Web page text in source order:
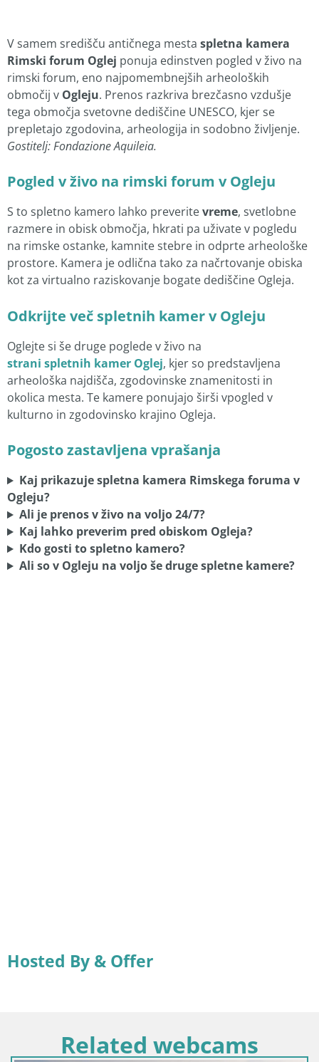
V samem središču antičnega mesta spletna kamera
Rimski forum Oglej ponuja edinstven pogled v živo na
rimski forum, eno najpomembnejših arheoloških
območij v Ogleju. Prenos razkriva brezčasno vzdušje
tega območja svetovne dediščine UNESCO, kjer se
prepletajo zgodovina, arheologija in sodobno življenje.
Gostitelj: Fondazione Aquileia.
Pogled v živo na rimski forum v Ogleju
S to spletno kamero lahko preveritevreme, svetlobne
razmere in obisk območja, hkrati pa uživate v pogledu
na rimske ostanke, kamnite stebre in odprte arheološke
prostore. Kamera je odlična tako za načrtovanje obiska
kot za virtualno raziskovanje bogate dediščine Ogleja.
Odkrijte več spletnih kamer v Ogleju
Oglejte si še druge poglede v živo na
strani spletnih kamer Oglej, kjer so predstavljena
arheološka najdišča, zgodovinske znamenitosti in
okolica mesta. Te kamere ponujajo širši vpogled v
kulturno in zgodovinsko krajino Ogleja.
Pogosto zastavljena vprašanja
Kaj prikazuje spletna kamera Rimskega foruma v
Ogleju?
Ali je prenos v živo na voljo 24/7?
Kaj lahko preverim pred obiskom Ogleja?
Kdo gosti to spletno kamero?
Ali so v Ogleju na voljo še druge spletne kamere?
Hosted By & Offer
Related webcams